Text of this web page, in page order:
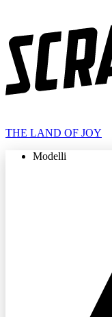
THE LAND OF JOY
Modelli